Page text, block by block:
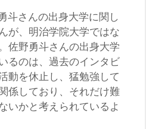
斗さんの出身大学に関し
が、明治学院大学ではな
佐野勇斗さんの出身大学
るのは、過去のインタビ
動を休止し、猛勉強して
係しており、それだけ難
いかと考えられているよ